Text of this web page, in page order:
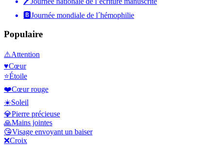
🅱️Journée mondiale de l´hémophilie
Populaire
⚠️Attention
♥️Cœur
⭐Étoile
❤️Cœur rouge
☀️Soleil
💎Pierre précieuse
🙏Mains jointes
😘Visage envoyant un baiser
❌Croix